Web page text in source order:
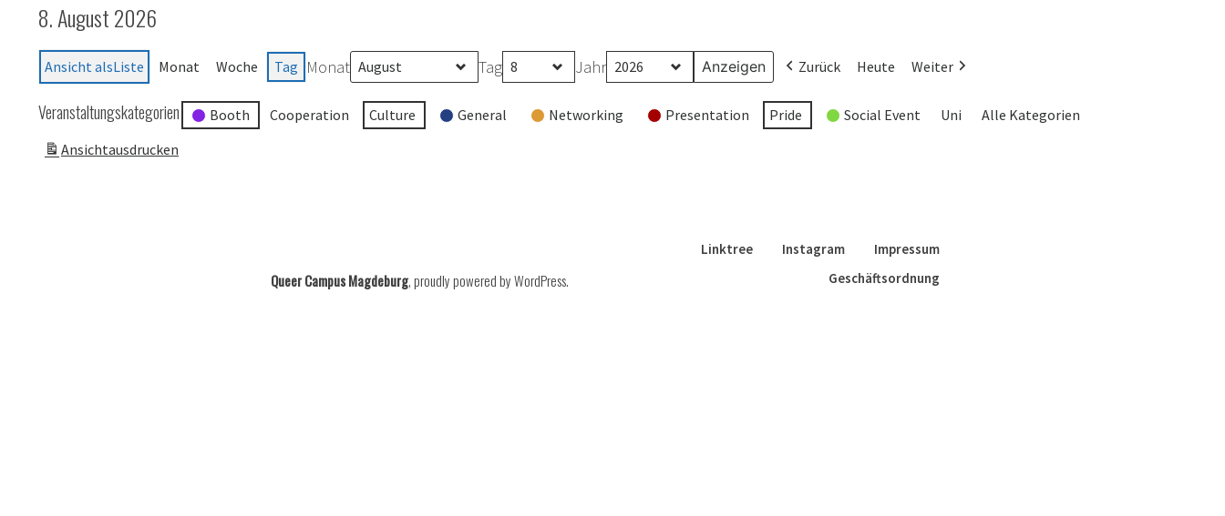
8. August 2026
Ansicht alsListe Monat Woche Tag Monat Tag Jahr Zurück Heute Weiter
Veranstaltungskategorien Booth Cooperation Culture General Networking Presentation Pride Social Event Uni
Alle Kategorien
Ansichtausdrucken
Linktree Instagram
Impressum
Geschäftsordnung
Queer Campus Magdeburg,proudly powered by WordPress.